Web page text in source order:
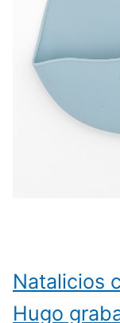
Natalicios
Hugo